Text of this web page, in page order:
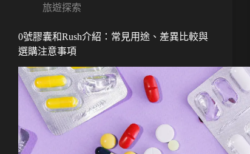
旅遊探索
0號膠囊和Rush介紹：常見用途、差異比較與
選購注意事項